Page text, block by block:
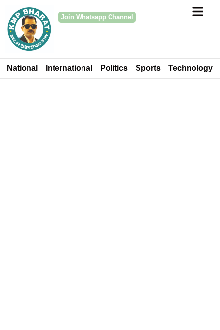
Join Whatsapp Channel
National International Politics Sports Technology